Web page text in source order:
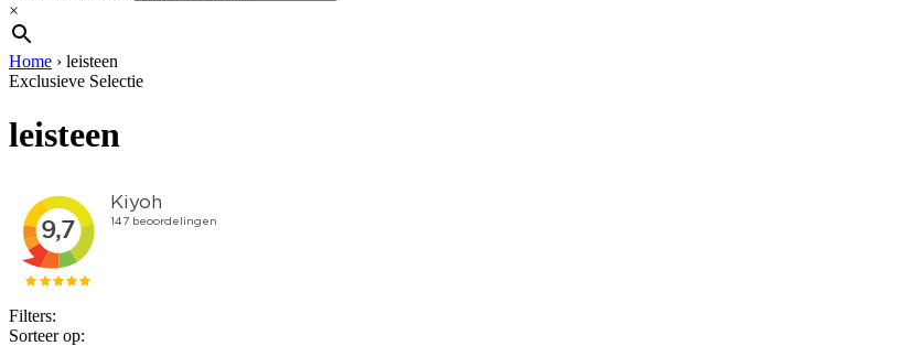
×
Home › leisteen
Exclusieve Selectie
leisteen
Filters:
Sorteer op: